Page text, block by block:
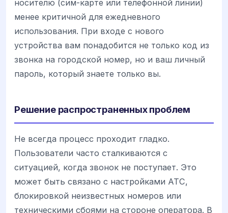
носителю (сим-карте или телефонной линии)
менее критичной для ежедневного
использования. При входе с нового
устройства вам понадобится не только код из
звонка на городской номер, но и ваш личный
пароль, который знаете только вы.
Решение распространенных проблем
Не всегда процесс проходит гладко.
Пользователи часто сталкиваются с
ситуацией, когда звонок не поступает. Это
может быть связано с настройками АТС,
блокировкой неизвестных номеров или
техническими сбоями на стороне оператора. В